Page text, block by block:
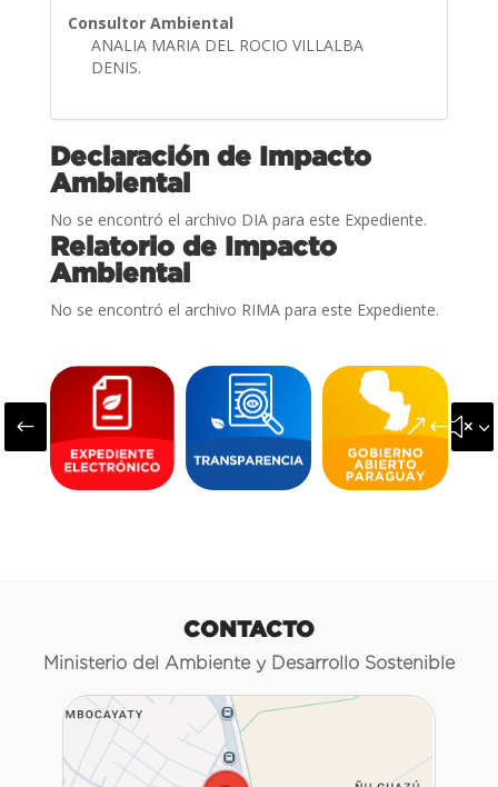
Consultor Ambiental
ANALIA MARIA DEL ROCIO VILLALBA
DENIS.
Declaración de Impacto
Ambiental
No se encontró el archivo DIA para este Expediente.
Relatorio de Impacto
Ambiental
No se encontró el archivo RIMA para este Expediente.
#
CONTACTO
Ministerio del Ambiente y Desarrollo Sostenible